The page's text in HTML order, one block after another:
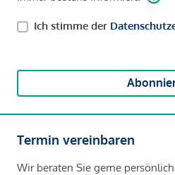
Ich stimme der
Termin vereinbaren
Wir beraten Sie gerne